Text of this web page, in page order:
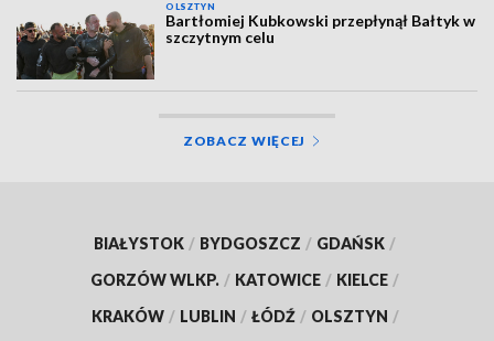
OLSZTYN
Bartłomiej Kubkowski przepłynął Bałtyk w
szczytnym celu
ZOBACZ WIĘCEJ
BIAŁYSTOK / BYDGOSZCZ / GDAŃSK /
GORZÓW WLKP. / KATOWICE / KIELCE /
KRAKÓW / LUBLIN / ŁÓDŹ / OLSZTYN /